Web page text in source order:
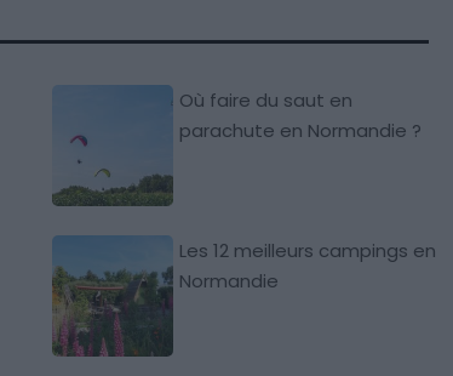
Où faire du saut en
parachute en Normandie ?
Les 12 meilleurs campings en
Normandie